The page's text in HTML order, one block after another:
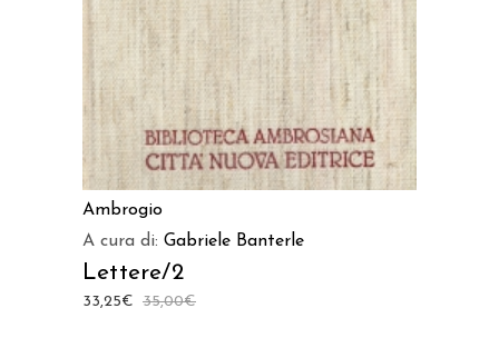
Ambrogio
A cura di: Gabriele Banterle
Lettere/2
35,00€
33,25€